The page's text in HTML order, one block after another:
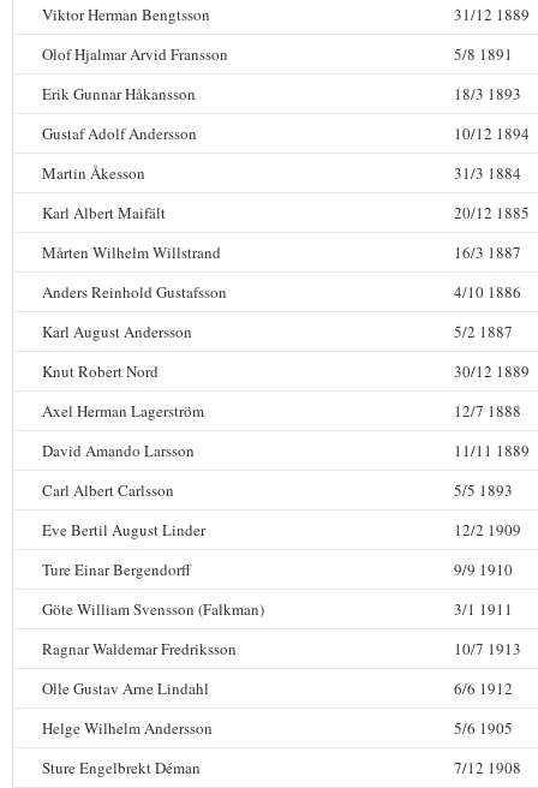
Viktor Herman Bengtsson
31/12 1889
Olof Hjalmar Arvid Fransson
5/8 1891
Erik Gunnar Håkansson
18/3 1893
Gustaf Adolf Andersson
10/12 1894
Martin Åkesson
31/3 1884
Karl Albert Maifält
20/12 1885
Mårten Wilhelm Willstrand
16/3 1887
Anders Reinhold Gustafsson
4/10 1886
Karl August Andersson
5/2 1887
Knut Robert Nord
30/12 1889
Axel Herman Lagerström
12/7 1888
David Amando Larsson
11/11 1889
Carl Albert Carlsson
5/5 1893
Eve Bertil August Linder
12/2 1909
Ture Einar Bergendorff
9/9 1910
Göte William Svensson (Falkman)
3/1 1911
Ragnar Waldemar Fredriksson
10/7 1913
Olle Gustav Arne Lindahl
6/6 1912
Helge Wilhelm Andersson
5/6 1905
Sture Engelbrekt Déman
7/12 1908